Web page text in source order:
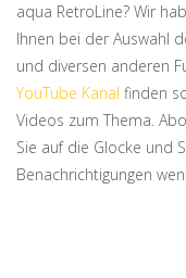
aqua RetroLine? Wir
Ihnen bei der Auswahl
und diversen anderen
YouTube Kanal finden
Videos zum Thema.
Sie auf die Glocke und
Benachrichtigungen